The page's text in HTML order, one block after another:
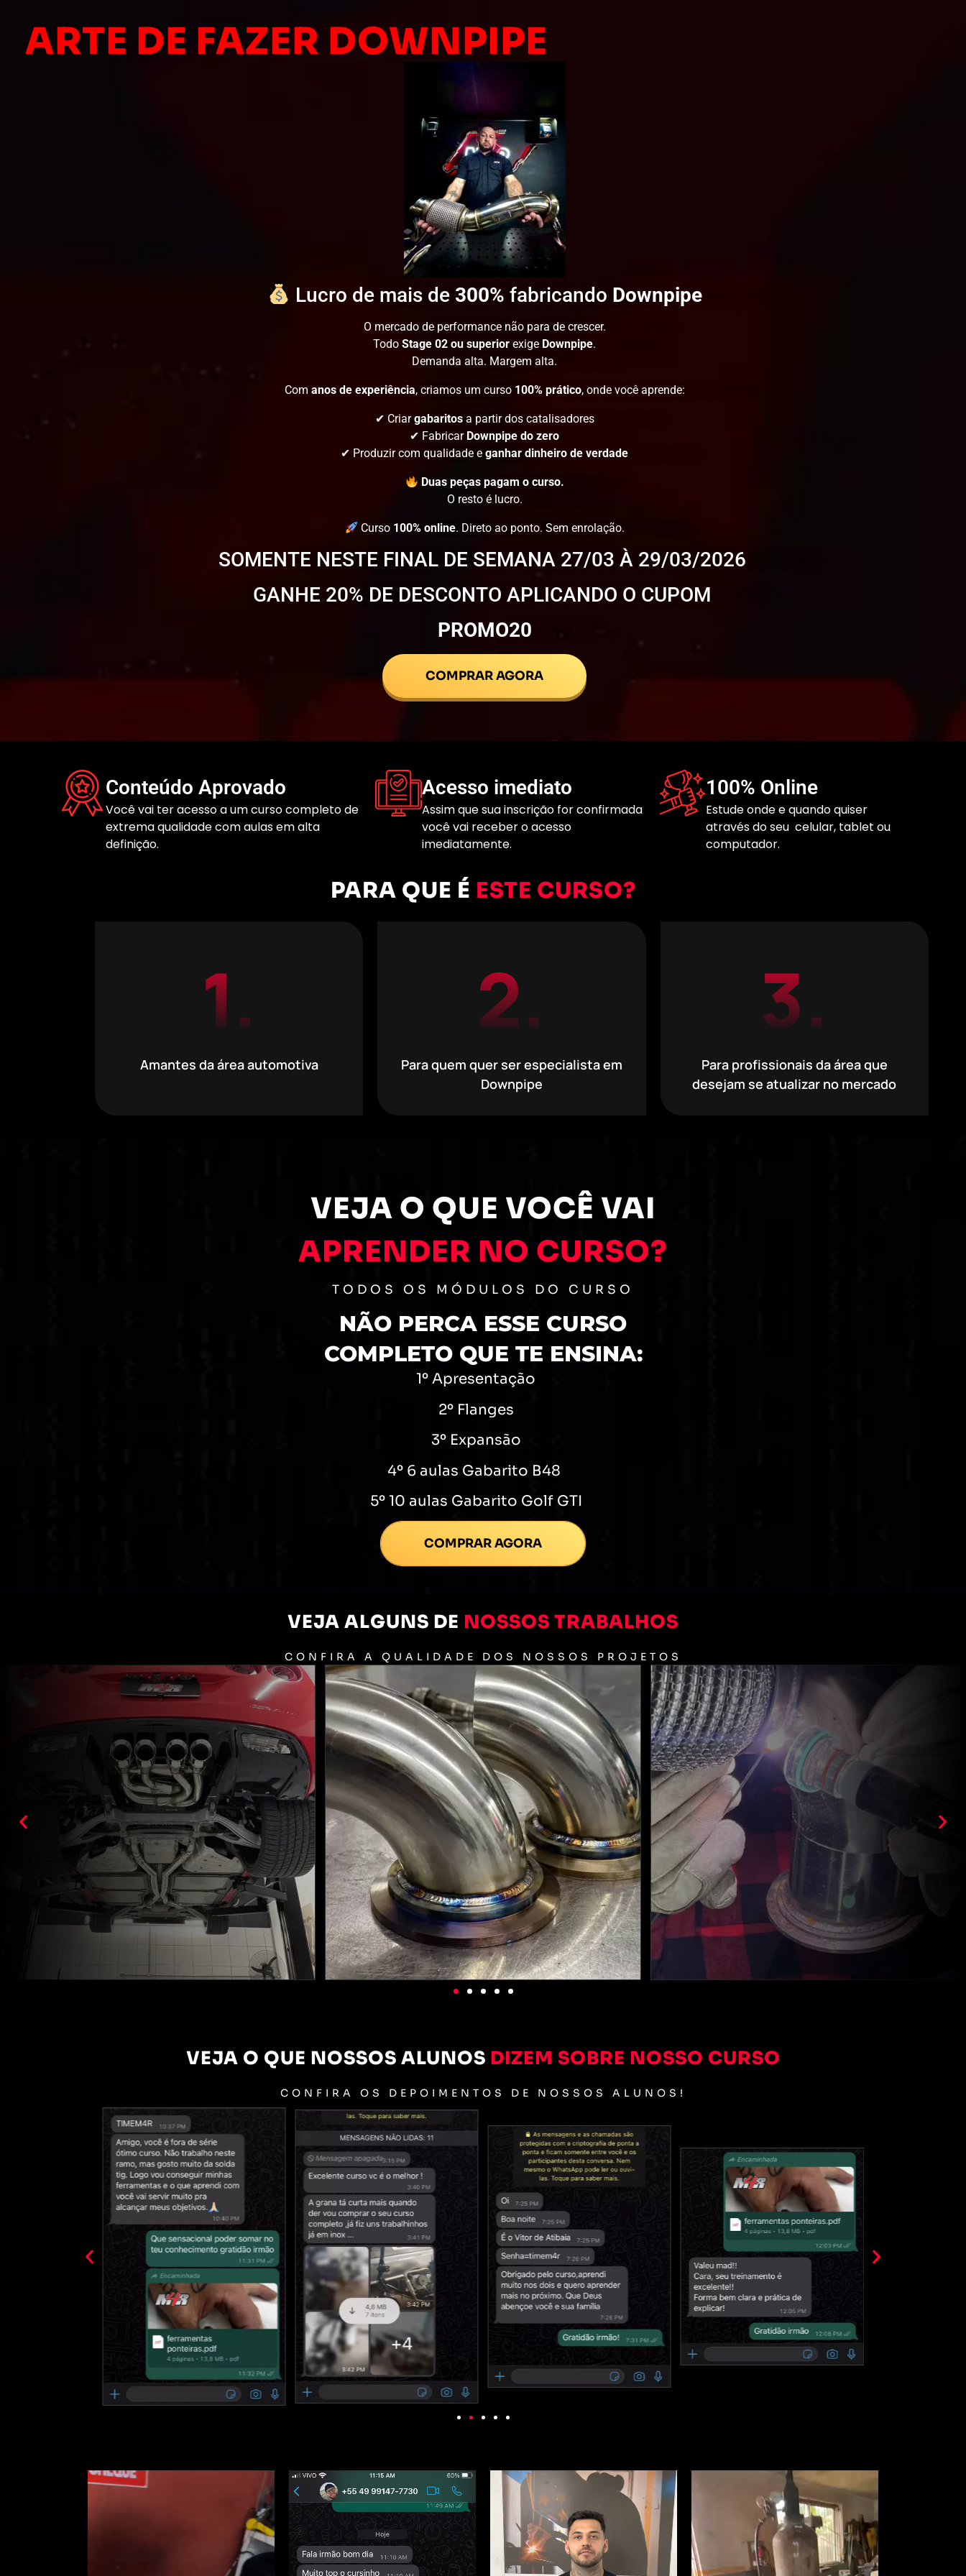
ARTE DE FAZER DOWNPIPE
Lucro de mais de 300% fabricando Downpipe
O mercado de performance não para de crescer.
TodoStage 02 ou superior exige Downpipe.
Demanda alta. Margem alta.
Com anos de experiência, criamos um curso 100% prático, onde você aprende:
✔ Criargabaritosa partir dos catalisadores
✔ Fabricar Downpipe do zero
✔ Produzir com qualidade eganhar dinheiro de verdade
Duas peças pagam o curso.
O resto é lucro.
Curso 100% online. Direto ao ponto. Sem enrolação.
SOMENTE NESTE FINAL DE SEMANA 27/03 À 29/03/2026
GANHE 20% DE DESCONTO APLICANDO O CUPOM
PROMO20
COMPRAR AGORA
Conteúdo Aprovado
Você vai ter acesso a um curso completo de
extrema qualidade com aulas em alta
definição.
Acesso imediato
Assim que sua inscrição for confirmada
você vai receber o acesso
imediatamente.
100% Online
Estude onde e quando quiser
através do seu celular, tablet ou
computador.
PARA QUE É ESTE CURSO?
1.
Amantes da área automotiva
2.
Para quem quer ser especialista em
Downpipe
3.
Para profissionais da área que
desejam se atualizar no mercado
VEJA O QUE VOCÊ VAI
APRENDER NO CURSO?
TODOS OS MÓDULOS DO CURSO
NÃO PERCA ESSE CURSO
COMPLETO QUE TE ENSINA:
1º Apresentação
2º Flanges
3º Expansão
4º 6 aulas Gabarito B48
5º 10 aulas Gabarito Golf GTI
COMPRAR AGORA
VEJA ALGUNS DE NOSSOS TRABALHOS
CONFIRA A QUALIDADE DOS NOSSOS PROJETOS
VEJA O QUE NOSSOS ALUNOS DIZEM SOBRE NOSSO CURSO
CONFIRA OS DEPOIMENTOS DE NOSSOS ALUNOS!